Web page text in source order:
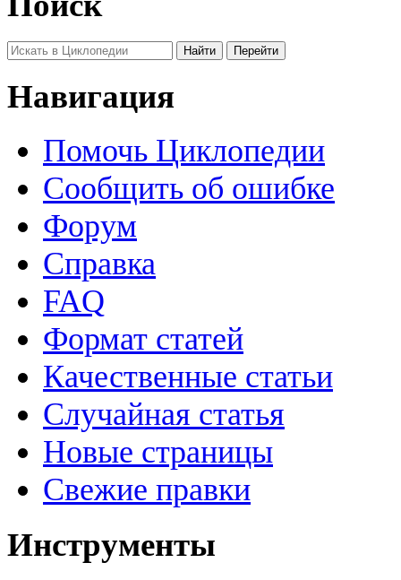
Навигация
Помочь Циклопедии
Сообщить об ошибке
Форум
Справка
FAQ
Формат статей
Качественные статьи
Случайная статья
Новые страницы
Свежие правки
Инструменты